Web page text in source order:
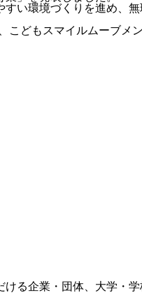
い環境づくりを進め、
こどもスマイルムーブメ
る企業・団体、大学・